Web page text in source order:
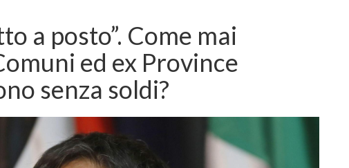
a posto”. Come mai
ed ex Province
senza soldi?